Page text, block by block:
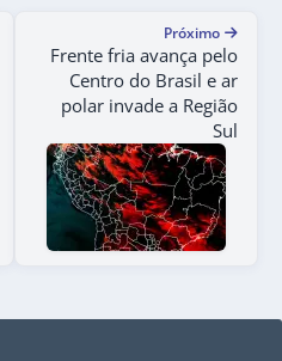
Próximo
Frente fria avança pelo
Centro do Brasil e ar
polar invade a Região
Sul